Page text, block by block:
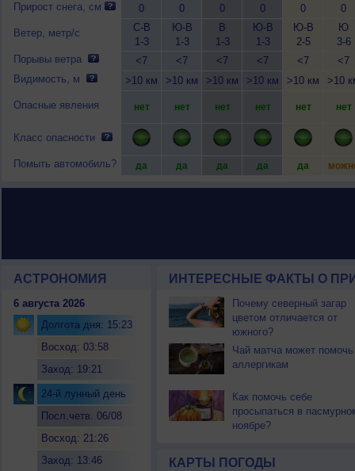
Прирост снега, см
Ветер, метр/с
Порывы ветра
Видимость, м
Опасные явления
Класс опасности
Помыть автомобиль?
0
С-В
1-3
<7
>10 км
нет
да
0
Ю-В
1-3
<7
>10 км
нет
да
0
В
1-3
<7
>10 км
нет
да
0
Ю-В
1-3
<7
>10 км
нет
да
0
Ю-В
2-5
<7
>10 км
нет
да
0
Ю
3-6
<7
>10
нет
АСТРОНОМИЯ
6 августа 2026
Долгота дня: 15:23
Восход: 03:58
Заход: 19:21
24-й лунный день
Посл.четв. 06/08
Восход: 21:26
Заход: 13:46
ИНТЕРЕСНЫЕ ФАКТЫ О
Почему северный загар
цветом отличается от
южного?
Чай матча может помочь
аллергикам
Как помочь себе
просыпаться в
ноябре?
КАРТЫ ПОГОДЫ